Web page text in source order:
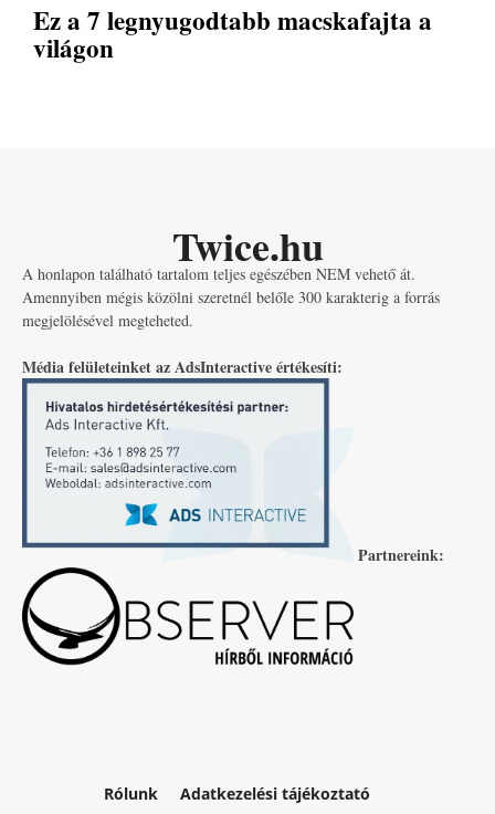
Ez a 7 legnyugodtabb macskafajta a
világon
Twice.hu
A honlapon található tartalom teljes egészében NEM vehető át.
Amennyiben mégis közölni szeretnél belőle 300 karakterig a forrás
megjelölésével megteheted.
Média felületeinket az AdsInteractive értékesíti:
Partnereink:
Rólunk Adatkezelési tájékoztató